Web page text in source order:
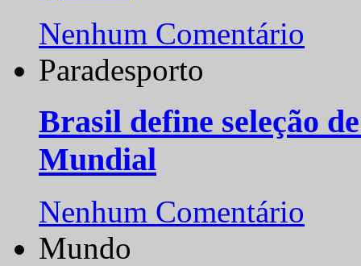
Nenhum Comentário
Paradesporto
Brasil define seleção
Mundial
Nenhum Comentário
Mundo